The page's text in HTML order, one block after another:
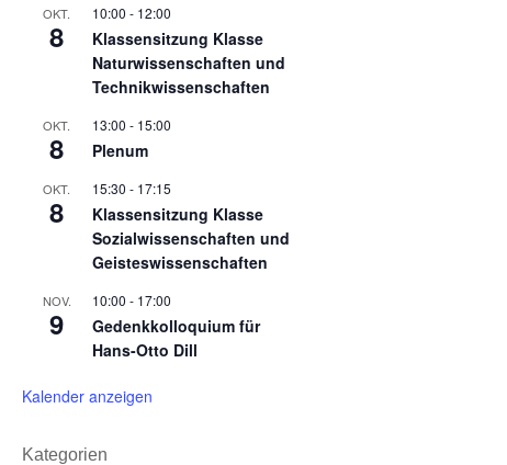
OKT.
8
10:00 - 12:00
Klassensitzung Klasse
Naturwissenschaften und
Technikwissenschaften
OKT.
8
13:00 - 15:00
Plenum
OKT.
8
15:30 - 17:15
Klassensitzung Klasse
Sozialwissenschaften und
Geisteswissenschaften
NOV.
9
10:00 - 17:00
Gedenkkolloquium für
Hans-Otto Dill
Kalender anzeigen
Kategorien